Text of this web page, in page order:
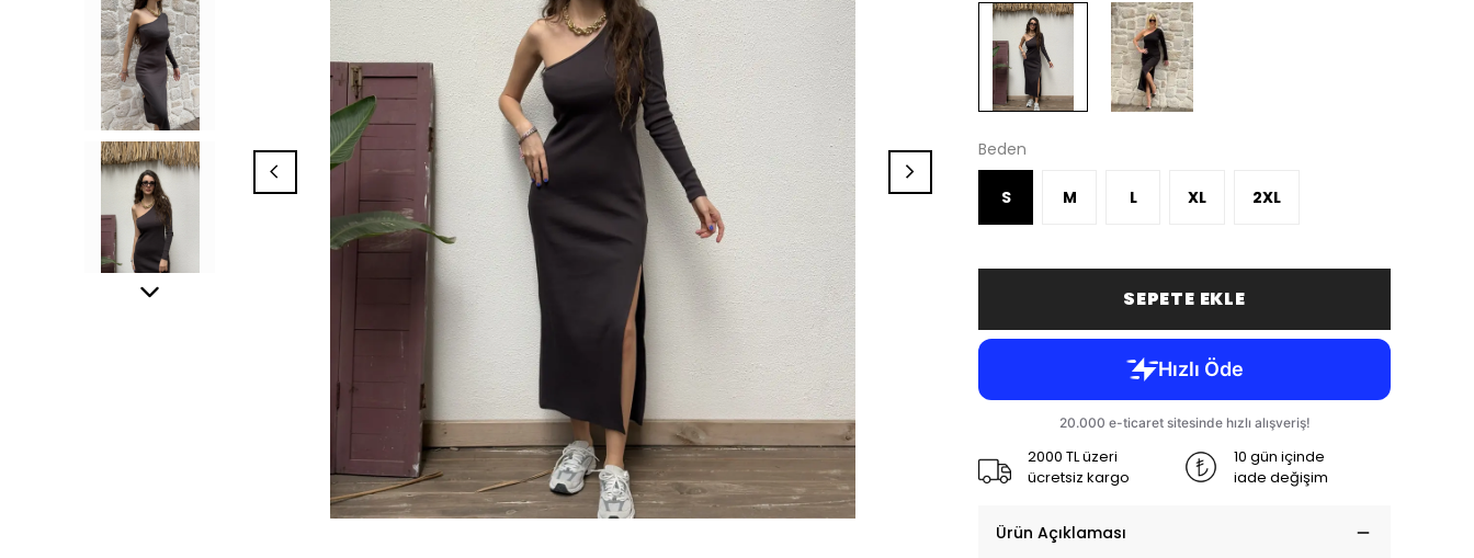
Beden
S M L XL 2XL
SEPETE EKLE
2000 TL üzeri
ücretsiz kargo
10 gün içinde
iade değişim
Ürün Açıklaması